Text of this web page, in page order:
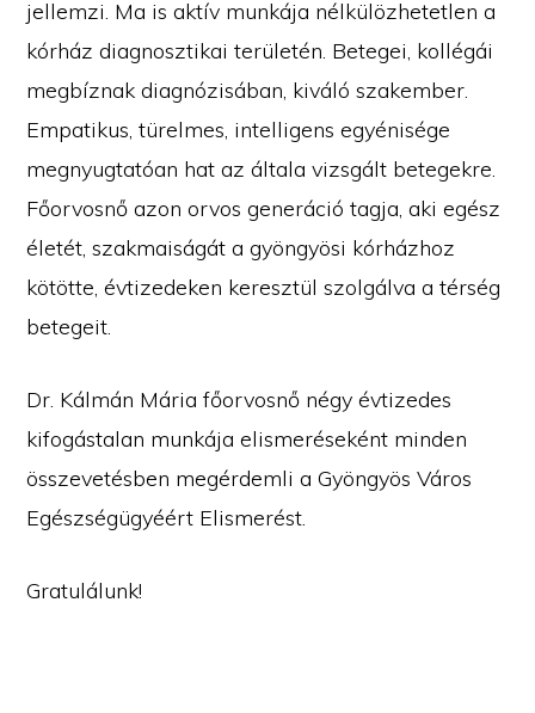
jellemzi. Ma is aktív munkája nélkülözhetetlen a
kórház diagnosztikai területén. Betegei, kollégái
megbíznak diagnózisában, kiváló szakember.
Empatikus, türelmes, intelligens egyénisége
megnyugtatóan hat az általa vizsgált betegekre.
Főorvosnő azon orvos generáció tagja, aki egész
életét, szakmaiságát a gyöngyösi kórházhoz
kötötte, évtizedeken keresztül szolgálva a térség
betegeit.
Dr. Kálmán Mária főorvosnő négy évtizedes
kifogástalan munkája elismeréseként minden
összevetésben megérdemli a Gyöngyös Város
Egészségügyéért Elismerést.
Gratulálunk!